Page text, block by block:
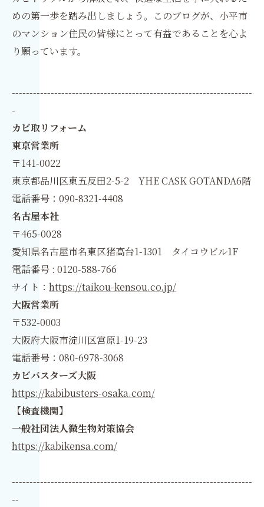
めの第一歩を踏み出しましょう。このブログが、小平市
のマンション住民の皆様にとって有益であることを心よ
り願っています。
--------------------------------------------------------------------
-
カビ取リフォーム
東京営業所
〒141-0022
東京都品川区東五反田2-5-2 YHE CASK GOTANDA6階
電話番号：090-8321-4408
名古屋本社
〒465-0028
愛知県名古屋市名東区猪高台1-1301 タイコウビル1F
電話番号 : 0120-588-766
サイト： https://taikou-kensou.co.jp/
大阪営業所
〒532-0003
大阪府大阪市淀川区宮原1-19-23
電話番号：080-6978-3068
カビバスターズ大阪
https://kabibusters-osaka.com/
【検査機関】
一般社団法人微生物対策協会
https://kabikensa.com/
--------------------------------------------------------------------
--